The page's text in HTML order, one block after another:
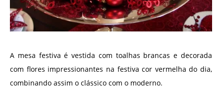
A mesa festiva é vestida com toalhas brancas e decorada
com flores impressionantes na festiva cor vermelha do dia,
combinando assim o clássico com o moderno.